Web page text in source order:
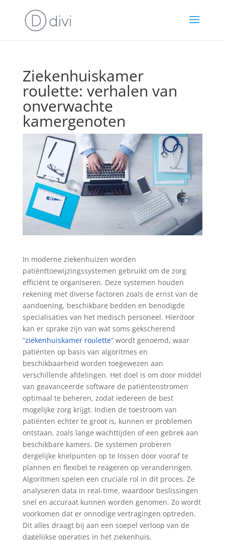
Ziekenhuiskamer
roulette: verhalen van
onverwachte
kamergenoten
In moderne ziekenhuizen worden
patiënttoewijzingssystemen gebruikt om de zorg
efficiënt te organiseren. Deze systemen houden
rekening met diverse factoren zoals de ernst van de
aandoening, beschikbare bedden en benodigde
specialisaties van het medisch personeel. Hierdoor
kan er sprake zijn van wat soms gekscherend
“ziekenhuiskamer roulette” wordt genoemd, waar
patiënten op basis van algoritmes en
beschikbaarheid worden toegewezen aan
verschillende afdelingen. Het doel is om door middel
van geavanceerde software de patiëntenstromen
optimaal te beheren, zodat iedereen de best
mogelijke zorg krijgt. Indien de toestroom van
patiënten echter te groot is, kunnen er problemen
ontstaan, zoals lange wachttijden of een gebrek aan
beschikbare kamers. De systemen proberen
dergelijke knelpunten op te lossen door vooraf te
plannen en flexibel te reageren op veranderingen.
Algoritmen spelen een cruciale rol in dit proces. Ze
analyseren data in real-time, waardoor beslissingen
snel en accuraat kunnen worden genomen. Zo wordt
voorkomen dat er onnodige vertragingen optreden.
Dit alles draagt bij aan een soepel verloop van de
dagelijkse operaties in het ziekenhuis.